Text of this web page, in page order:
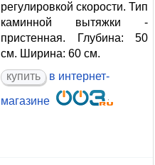
регулировкой скорости. Тип
каминной вытяжки -
пристенная. Глубина: 50
см. Ширина: 60 см.
купить в интернет-
магазине